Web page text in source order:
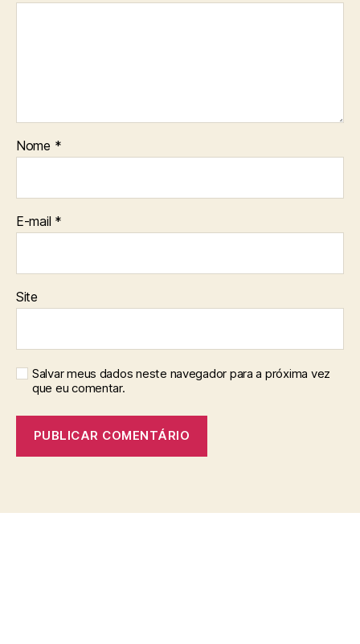
Nome *
E-mail *
Site
Salvar meus dados neste navegador para a próxima vez
que eu comentar.